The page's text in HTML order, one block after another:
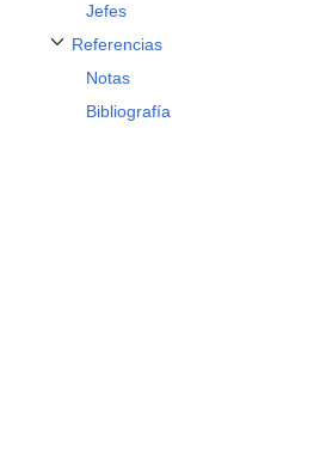
Jefes
Referencias
Alternar subsección Referencias
Notas
Bibliografía